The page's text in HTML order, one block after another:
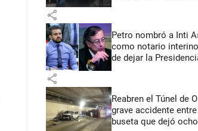
share
Petro nombró a Inti
como notario
de dejar la
share
Reabren el Túnel de
grave accidente
buseta que dejó